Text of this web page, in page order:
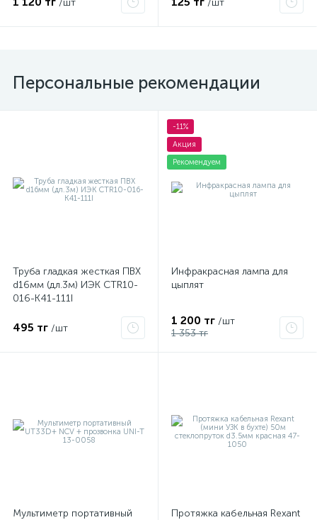
/шт /шт
Персональные рекомендации
Труба гладкая жесткая ПВХ
d16мм (дл.3м) ИЭК CTR10-
016-K41-111I
495 тг /шт
-11%
Акция
Рекомендуем
Инфракрасная лампа для
цыплят
1 200 тг /шт
1 353 тг
Мультиметр портативный
Протяжка кабельная Rexant